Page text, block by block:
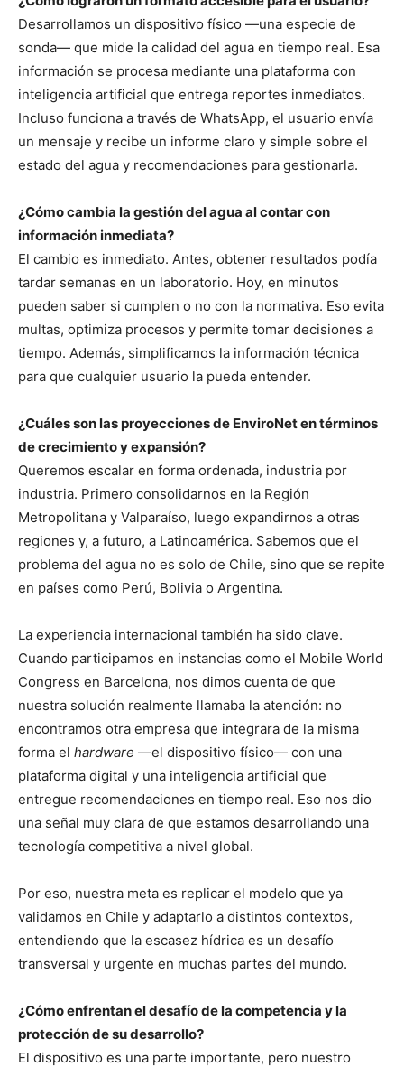
Desarrollamos un dispositivo físico —una especie de
sonda— que mide la calidad del agua en tiempo real. Esa
información se procesa mediante una plataforma con
inteligencia artificial que entrega reportes inmediatos.
Incluso funciona a través de WhatsApp, el usuario envía
un mensaje y recibe un informe claro y simple sobre el
estado del agua y recomendaciones para gestionarla.
¿Cómo cambia la gestión del agua al contar con
información inmediata?
El cambio es inmediato. Antes, obtener resultados podía
tardar semanas en un laboratorio. Hoy, en minutos
pueden saber si cumplen o no con la normativa. Eso evita
multas, optimiza procesos y permite tomar decisiones a
tiempo. Además, simplificamos la información técnica
para que cualquier usuario la pueda entender.
¿Cuáles son las proyecciones de EnviroNet en términos
de crecimiento y expansión?
Queremos escalar en forma ordenada, industria por
industria. Primero consolidarnos en la Región
Metropolitana y Valparaíso, luego expandirnos a otras
regiones y, a futuro, a Latinoamérica. Sabemos que el
problema del agua no es solo de Chile, sino que se repite
en países como Perú, Bolivia o Argentina.
La experiencia internacional también ha sido clave.
Cuando participamos en instancias como el Mobile World
Congress en Barcelona, nos dimos cuenta de que
nuestra solución realmente llamaba la atención: no
encontramos otra empresa que integrara de la misma
forma el hardware —el dispositivo físico— con una
plataforma digital y una inteligencia artificial que
entregue recomendaciones en tiempo real. Eso nos dio
una señal muy clara de que estamos desarrollando una
tecnología competitiva a nivel global.
Por eso, nuestra meta es replicar el modelo que ya
validamos en Chile y adaptarlo a distintos contextos,
entendiendo que la escasez hídrica es un desafío
transversal y urgente en muchas partes del mundo.
¿Cómo enfrentan el desafío de la competencia y la
protección de su desarrollo?
El dispositivo es una parte importante, pero nuestro